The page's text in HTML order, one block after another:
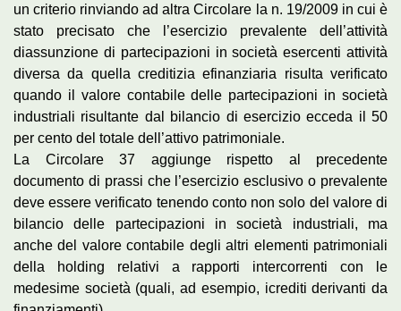
un criterio rinviando ad altra Circolare la n. 19/2009 in cui è
stato precisato che l’esercizio prevalente dell’attività
diassunzione di partecipazioni in società esercenti attività
diversa da quella creditizia efinanziaria risulta verificato
quando il valore contabile delle partecipazioni in società
industriali risultante dal bilancio di esercizio ecceda il 50
per cento del totale dell’attivo patrimoniale.
La Circolare 37 aggiunge rispetto al precedente
documento di prassi che l’esercizio esclusivo o prevalente
deve essere verificato tenendo conto non solo del valore di
bilancio delle partecipazioni in società industriali, ma
anche del valore contabile degli altri elementi patrimoniali
della holding relativi a rapporti intercorrenti con le
medesime società (quali, ad esempio, icrediti derivanti da